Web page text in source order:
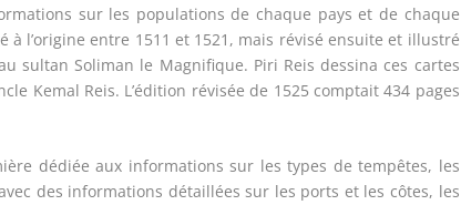
sur les populations de chaque pays et de chaque
l’origine entre 1511 et 1521, mais révisé ensuite et illustré
sultan Soliman le Magnifique. Piri Reis dessina ces cartes
Kemal Reis. L’édition révisée de 1525 comptait 434 pages
dédiée aux informations sur les types de tempêtes, les
des informations détaillées sur les ports et les côtes, les